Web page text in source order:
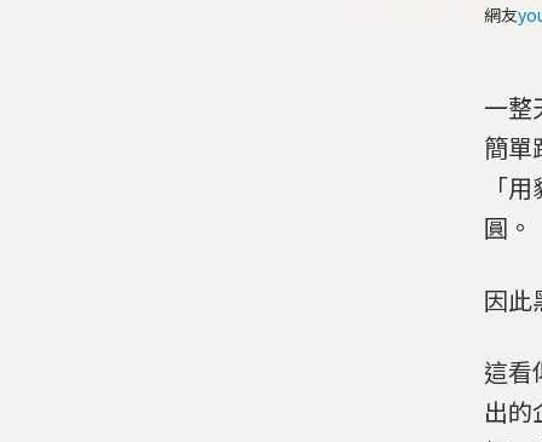
網友
一整
簡單
「
圓。
因此
這看
出的